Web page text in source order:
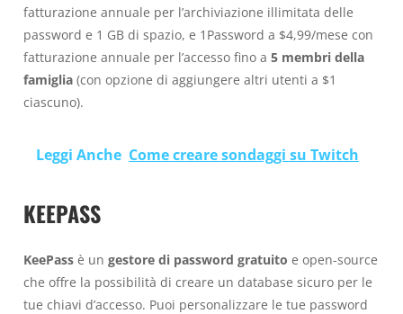
fatturazione annuale per l’archiviazione illimitata delle
password e 1 GB di spazio, e 1Password a $4,99/mese con
fatturazione annuale per l’accesso fino a 5 membri della
famiglia (con opzione di aggiungere altri utenti a $1
ciascuno).
Leggi Anche Come creare sondaggi su Twitch
KEEPASS
KeePass è un gestore di password gratuito e open-source
che offre la possibilità di creare un database sicuro per le
tue chiavi d’accesso. Puoi personalizzare le tue password